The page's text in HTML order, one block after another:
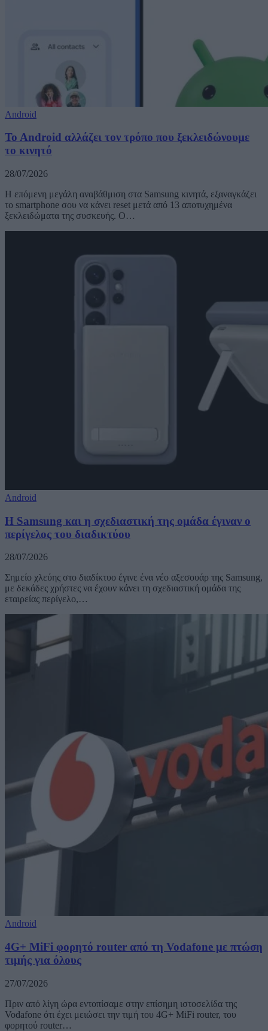
Android
To Android αλλάζει τον τρόπο που ξεκλειδώνουμε
το κινητό
28/07/2026
Η επόμενη μεγάλη αναβάθμιση στα Samsung κινητά, εξαναγκάζει
το smartphone σου να κάνει reset μετά από 13 αποτυχημένα
ξεκλειδώματα της συσκευής. Ο…
Android
Η Samsung και η σχεδιαστική της ομάδα έγιναν ο
περίγελος του διαδικτύου
28/07/2026
Σημείο χλεύης στο διαδίκτυο έγινε ένα νέο αξεσουάρ της Samsung,
με δεκάδες χρήστες να έχουν κάνει τη σχεδιαστική ομάδα της
εταιρείας περίγελο,…
Android
4G+ MiFi φορητό router από τη Vodafone με πτώση
τιμής για όλους
27/07/2026
Πριν από λίγη ώρα εντοπίσαμε στην επίσημη ιστοσελίδα της
Vodafone ότι έχει μειώσει την τιμή του 4G+ MiFi router, του
φορητού router…